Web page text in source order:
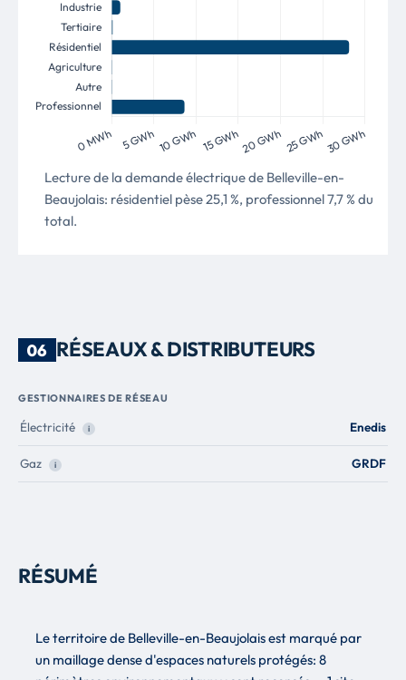
Lecture de la demande électrique de Belleville-en-
Beaujolais: résidentiel pèse 25,1 %, professionnel 7,7 % du
total.
06 RÉSEAUX & DISTRIBUTEURS
GESTIONNAIRES DE RÉSEAU
Électricité i Enedis
Gaz i GRDF
RÉSUMÉ
Le territoire de Belleville-en-Beaujolais est marqué par
un maillage dense d'espaces naturels protégés: 8